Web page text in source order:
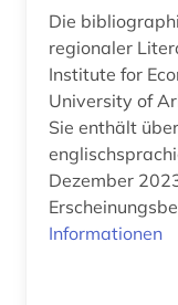
ethnology (1)
europa (2)
europe (1)
Die
regionaler
Institute for
University of
Sie enthält
Dezember
Informationen